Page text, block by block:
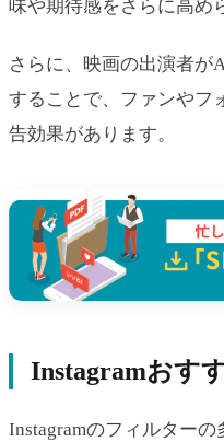
味や期待感をさらに高め
さらに、映画の出演者が
することで、ファンやフ
告効果があります。
Instagramおす
Instagramのフィルター